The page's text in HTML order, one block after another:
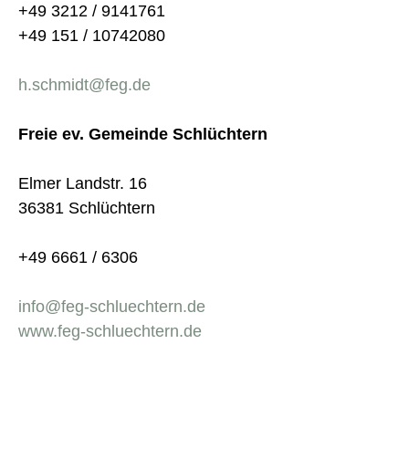
+49 3212 / 9141761
+49 151 / 10742080
h.schmidt@feg.de
Freie ev. Gemeinde Schlüchtern
Elmer Landstr. 16
36381 Schlüchtern
+49 6661 / 6306
info@feg-schluechtern.de
www.feg-schluechtern.de